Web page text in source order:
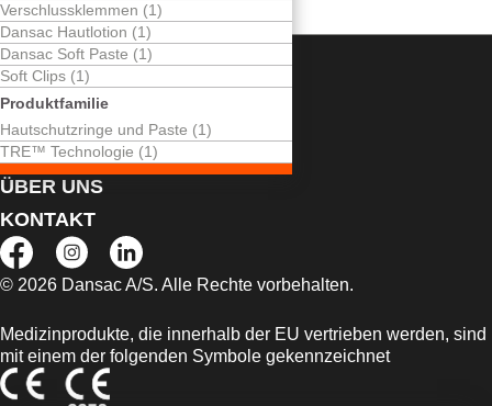
Verschlussklemmen (1)
Dansac Hautlotion (1)
Dansac Soft Paste (1)
Soft Clips (1)
Produktfamilie
Hautschutzringe und Paste (1)
TRE™ Technologie (1)
LEBEN MIT DEM STOMA
SERVICES
PRODUKTE
ÜBER UNS
KONTAKT
© 2026 Dansac A/S. Alle Rechte vorbehalten.
Medizinprodukte, die innerhalb der EU vertrieben werden, sind
mit einem der folgenden Symbole gekennzeichnet